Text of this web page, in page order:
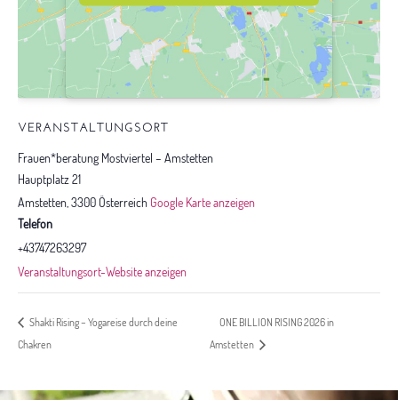
VERANSTALTUNGSORT
Frauen*beratung Mostviertel – Amstetten
Hauptplatz 21
Amstetten 3300 Österreich Google Karte anzeigen
Telefon
+43747263297
Veranstaltungsort-Website anzeigen
Shakti Rising – Yogareise durch deine
Chakren
ONE BILLION RISING 2026 in
Amstetten